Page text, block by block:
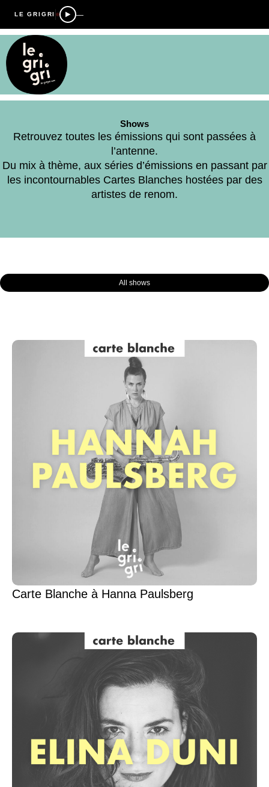
LE GRIGRI —
Shows
Retrouvez toutes les émissions qui sont passées à
l’antenne.
Du mix à thème, aux séries d’émissions en passant par
les incontournables Cartes Blanches hostées par des
artistes de renom.
All shows
Carte Blanche à Hanna Paulsberg
Page PagePage PagePage Page